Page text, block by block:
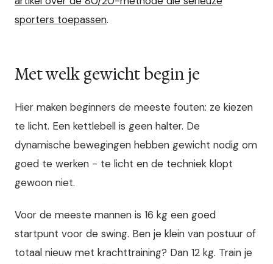
sporters toepassen.
Met welk gewicht begin je
Hier maken beginners de meeste fouten: ze kiezen
te licht. Een kettlebell is geen halter. De
dynamische bewegingen hebben gewicht nodig om
goed te werken - te licht en de techniek klopt
gewoon niet.
Voor de meeste mannen is 16 kg een goed
startpunt voor de swing. Ben je klein van postuur of
totaal nieuw met krachttraining? Dan 12 kg. Train je